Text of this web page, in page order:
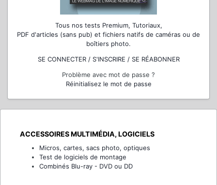
Tous nos tests Premium, Tutoriaux,
PDF d'articles (sans pub) et fichiers natifs de caméras ou de
boîtiers photo.
SE CONNECTER / S'INSCRIRE / SE RÉABONNER
Problème avec mot de passe ?
Réinitialisez le mot de passe
ACCESSOIRES MULTIMÉDIA, LOGICIELS
Micros, cartes, sacs photo, optiques
Test de logiciels de montage
Combinés Blu-ray - DVD ou DD